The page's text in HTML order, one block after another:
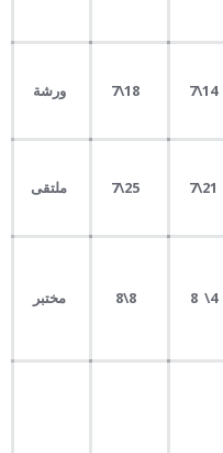
14
\
7
\
7 ورشة
\
7
\
7 ملتقى
4
\
8
8
\8 مختبر